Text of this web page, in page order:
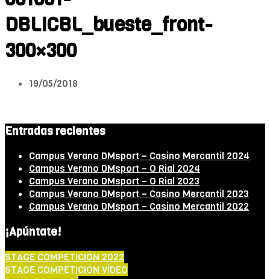
DBLICBL_bueste_front-
300×300
19/05/2018
Entradas recientes
Campus Verano DMsport – Casino Mercantil 2024
Campus Verano DMsport – O Rial 2024
Campus Verano DMsport – O Rial 2023
Campus Verano DMsport – Casino Mercantil 2023
Campus Verano DMsport – Casino Mercantil 2022
¡Apúntate!
STAGE COMPETICIÓN 2022
STAGE COMPETICIÓN VÍDEO